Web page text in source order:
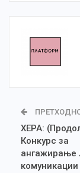
ХЕРА:
Конкурс за
aнгажирање
комуникации